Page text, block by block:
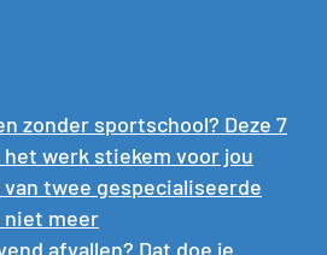
zonder sportschool? Deze 7
werk stiekem voor jou
twee gespecialiseerde
meer
afvallen? Dat doe je